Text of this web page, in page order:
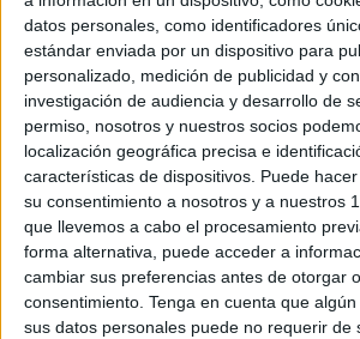
datos personales, como identificadores
estándar enviada por un dispositivo para
personalizado, medición de publicidad y
investigación de audiencia y desarrollo de
permiso, nosotros y nuestros socios
localización geográfica precisa e
características de dispositivos. Puede
su consentimiento a nosotros y a nuestros
que llevemos a cabo el procesamiento
forma alternativa, puede acceder a
cambiar sus preferencias antes de otorgar
consentimiento. Tenga en cuenta que
sus datos personales puede no requerir de
pero El Faro se ha dedicado en las
hablar con las encuadradas en el
para conocer de primera mano no sólo
en las que trabajan sino también cuál
inmediato en ese proceso de
Amina. Tiene 32 años. Aparenta
desde hace cinco en una vivienda del
días por semana: 120 euros, “que no
explica. Amina estaba ilusionada con
iba a hacer los papeles. Pero la historia